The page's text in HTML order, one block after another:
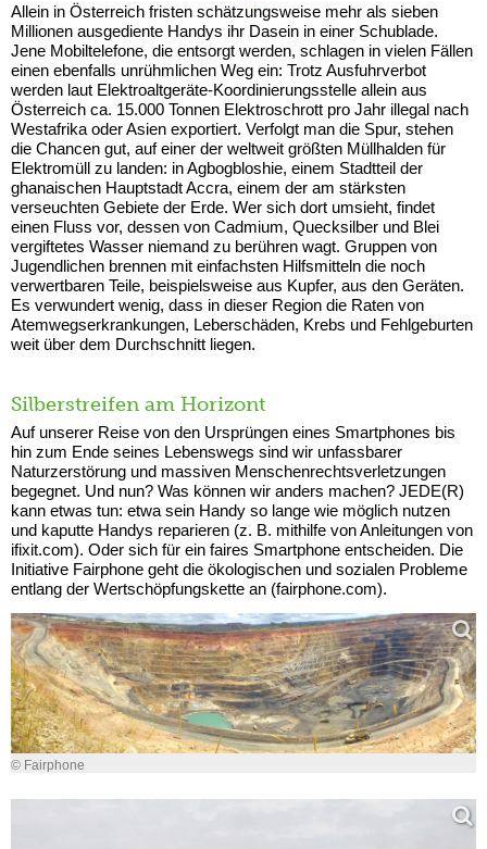
Allein in Österreich fristen schätzungsweise mehr als sieben
Millionen ausgediente Handys ihr Dasein in einer Schublade.
Jene Mobiltelefone, die entsorgt werden, schlagen in vielen Fällen
einen ebenfalls unrühmlichen Weg ein: Trotz Ausfuhrverbot
werden laut Elektroaltgeräte-Koordinierungsstelle allein aus
Österreich ca. 15.000 Tonnen Elektroschrott pro Jahr illegal nach
Westafrika oder Asien exportiert. Verfolgt man die Spur, stehen
die Chancen gut, auf einer der weltweit größten Müllhalden für
Elektromüll zu landen: in Agbogbloshie, einem Stadtteil der
ghanaischen Hauptstadt Accra, einem der am stärksten
verseuchten Gebiete der Erde. Wer sich dort umsieht, findet
einen Fluss vor, dessen von Cadmium, Quecksilber und Blei
vergiftetes Wasser niemand zu berühren wagt. Gruppen von
Jugendlichen brennen mit einfachsten Hilfsmitteln die noch
verwertbaren Teile, beispielsweise aus Kupfer, aus den Geräten.
Es verwundert wenig, dass in dieser Region die Raten von
Atemwegserkrankungen, Leberschäden, Krebs und Fehlgeburten
weit über dem Durchschnitt liegen.
Silberstreifen am Horizont
Auf unserer Reise von den Ursprüngen eines Smartphones bis
hin zum Ende seines Lebenswegs sind wir unfassbarer
Naturzerstörung und massiven Menschenrechtsverletzungen
begegnet. Und nun? Was können wir anders machen? JEDE(R)
kann etwas tun: etwa sein Handy so lange wie möglich nutzen
und kaputte Handys reparieren (z. B. mithilfe von Anleitungen von
ifixit.com). Oder sich für ein faires Smartphone entscheiden. Die
Initiative Fairphone geht die ökologischen und sozialen Probleme
entlang der Wertschöpfungskette an (fairphone.com).
© Fairphone